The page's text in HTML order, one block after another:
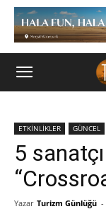
ETKİNLİKLER GÜNCEL
5
Yazar Turizm Günlüğü -